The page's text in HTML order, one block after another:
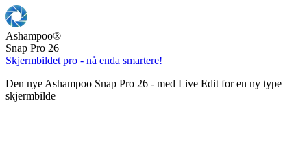
Ashampoo®
Snap Pro 26
Skjermbildet pro - nå enda smartere!
Den nye Ashampoo Snap Pro 26 - med Live Edit for en ny type
skjermbilde